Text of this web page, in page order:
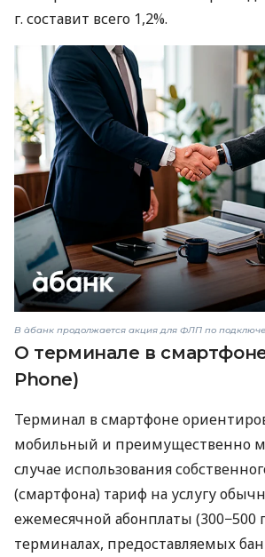
г. составит всего 1,2%.
В àбанк продолжается акция для ФЛП по
О терминале в
Phone)
Терминал в смартфоне
мобильный и преимущественно
случае использования
(смартфона) тариф на услугу
ежемесячной абонплаты (300−500
терминалах, предоставляемых